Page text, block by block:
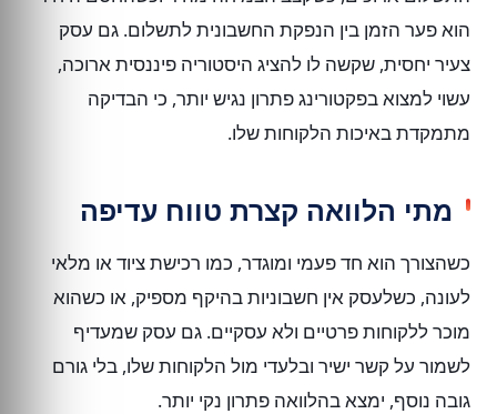
הוא פער הזמן בין הנפקת החשבונית לתשלום. גם עסק
צעיר יחסית, שקשה לו להציג היסטוריה פיננסית ארוכה,
עשוי למצוא בפקטורינג פתרון נגיש יותר, כי הבדיקה
מתמקדת באיכות הלקוחות שלו.
מתי הלוואה קצרת טווח עדיפה
כשהצורך הוא חד פעמי ומוגדר, כמו רכישת ציוד או מלאי
לעונה, כשלעסק אין חשבוניות בהיקף מספיק, או כשהוא
מוכר ללקוחות פרטיים ולא עסקיים. גם עסק שמעדיף
לשמור על קשר ישיר ובלעדי מול הלקוחות שלו, בלי גורם
גובה נוסף, ימצא בהלוואה פתרון נקי יותר.